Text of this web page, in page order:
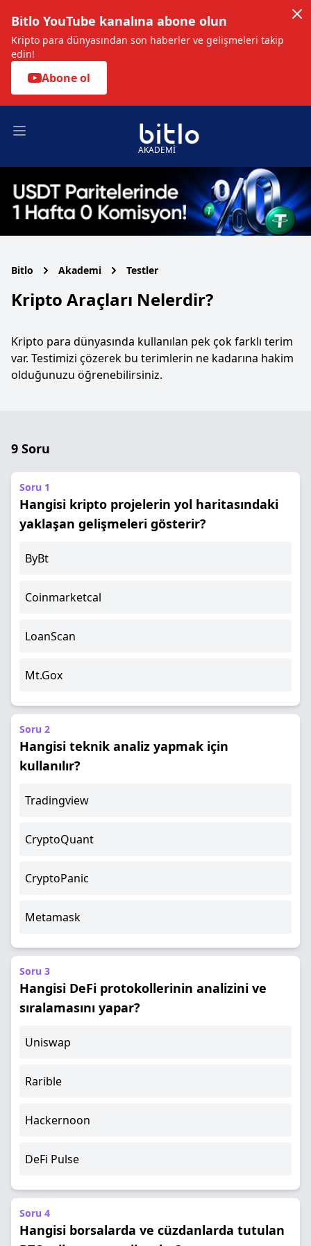
Bitlo YouTube kanalına abone olun
Kripto para dünyasından son haberler ve gelişmeleri takip
edin!
Abone ol
Open main menu
AKADEMİ
Bitlo Akademi Testler
Kripto Araçları Nelerdir?
Kripto para dünyasında kullanılan pek çok farklı terim
var. Testimizi çözerek bu terimlerin ne kadarına hakim
olduğunuzu öğrenebilirsiniz.
9 Soru
Soru 1
Hangisi kripto projelerin yol haritasındaki
yaklaşan gelişmeleri gösterir?
ByBt
Coinmarketcal
LoanScan
Mt.Gox
Soru 2
Hangisi teknik analiz yapmak için
kullanılır?
Tradingview
CryptoQuant
CryptoPanic
Metamask
Soru 3
Hangisi DeFi protokollerinin analizini ve
sıralamasını yapar?
Uniswap
Rarible
Hackernoon
DeFi Pulse
Soru 4
Hangisi borsalarda ve cüzdanlarda tutulan